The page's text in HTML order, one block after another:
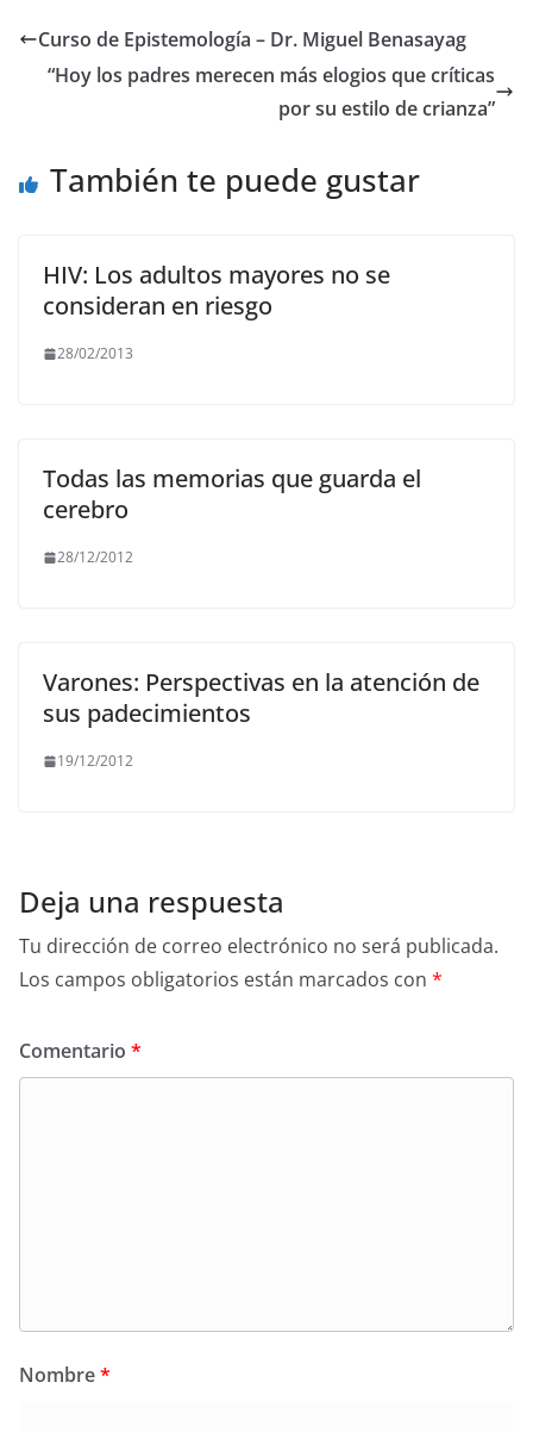
e
b
k
er l s
A
gr
a
m
y
Li
n
Curso de Epistemología – Dr. Miguel Benasayag
“Hoy los padres merecen más elogios que críticas
por su estilo de crianza”
También te puede gustar
HIV: Los adultos mayores no se
consideran en riesgo
28/02/2013
Todas las memorias que guarda el
cerebro
28/12/2012
Varones: Perspectivas en la atención de
sus padecimientos
19/12/2012
Deja una respuesta
Tu dirección de correo electrónico no será publicada.
Los campos obligatorios están marcados con *
Comentario *
Nombre*